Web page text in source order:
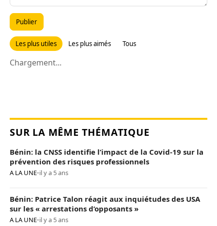
Publier
Les plus utiles Les plus aimés Tous
Chargement...
SUR LA MÊME THÉMATIQUE
Bénin: la CNSS identifie l’impact de la Covid-19 sur la
prévention des risques professionnels
A LA UNE•il y a 5 ans
Bénin: Patrice Talon réagit aux inquiétudes des USA
sur les « arrestations d’opposants »
A LA UNE•il y a 5 ans